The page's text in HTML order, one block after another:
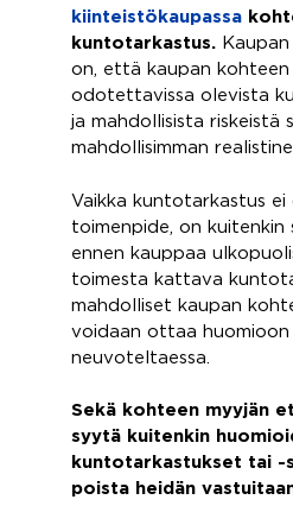
kiinteistökaupassa
kuntotarkastus.
on, että kaupan kohteen
odotettavissa olevista
ja mahdollisista riskeistä
mahdollisimman
Vaikka kuntotarkastus ei
toimenpide, on kuitenkin
ennen kauppaa
toimesta kattava
mahdolliset kaupan
voidaan ottaa huomioon
neuvoteltaessa.
Sekä kohteen myyjän
syytä kuitenkin
kuntotarkastukset tai -
poista heidän